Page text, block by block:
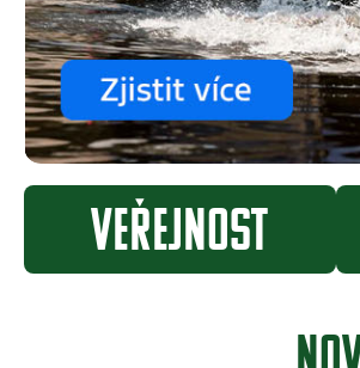
Veřejnost
Jak získat lovecký lístek